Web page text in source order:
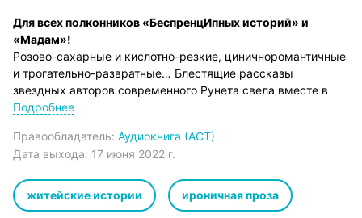
Для всех полконников «БеспренцИпных историй» и
«Мадам»!
Розово-сахарные и кислотно-резкие, циничноромантичные
и трогательно-развратные… Блестящие рассказы
звездных авторов современного Рунета свела вместе в
этом сборнике извечная тема – любовь. Как с большой
как снежинка и неукротимая как стихия.
Но, главное, жутко забавная. Ведь – будем честны: иной
просто невозможно!
© Авторы, текст, 2019
Подробнее
Правообладатель: Аудиокнига (АСТ)
Дата выхода: 17 июня 2022 г.
житейские истории ироничная проза